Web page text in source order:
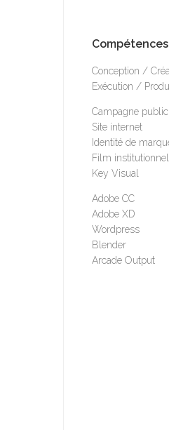
Compétences
Conception /
Exécution /
Campagne
Site internet
Identité de
Film institutionnel
Key Visual
Adobe CC
Adobe XD
Wordpress
Blender
Arcade Output